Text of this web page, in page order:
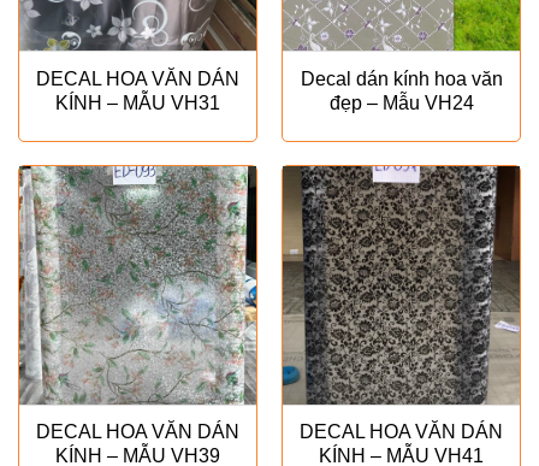
DECAL HOA VĂN DÁN
KÍNH – MẪU VH31
Decal dán kính hoa văn
đẹp – Mẫu VH24
DECAL HOA VĂN DÁN
KÍNH – MẪU VH39
DECAL HOA VĂN DÁN
KÍNH – MẪU VH41